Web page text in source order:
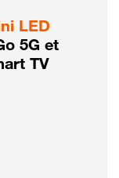
LED
5G et
TV